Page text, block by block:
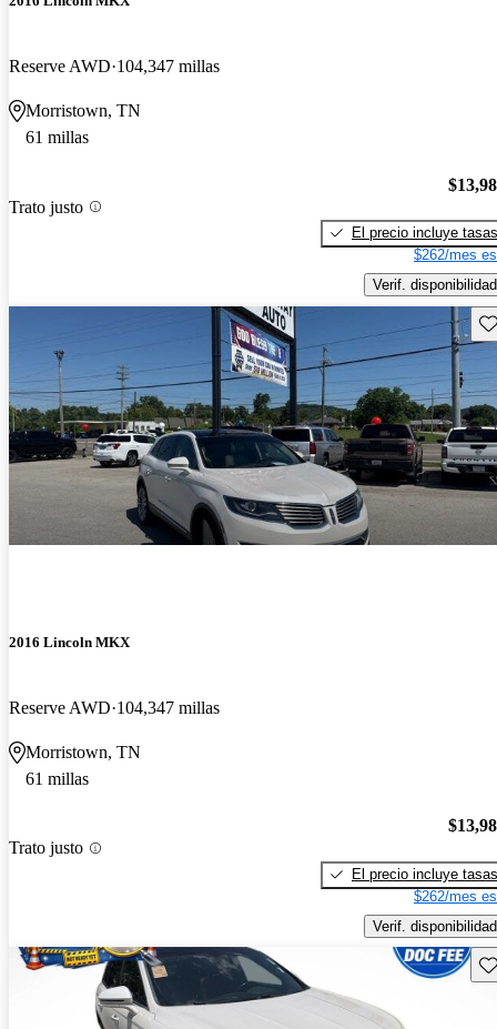
Reserve AWD 104,347 millas
Morristown, TN
61 millas
Trato justo
El precio incluye tasas
$262/mes
Verif. disponibilidad
2016 Lincoln MKX
Reserve AWD 104,347 millas
Morristown, TN
61 millas
Trato justo
El precio incluye tasas
$262/mes
Verif. disponibilidad